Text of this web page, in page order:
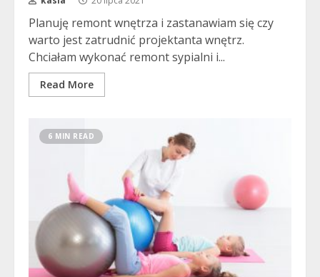
Planuję remont wnętrza i zastanawiam się czy
warto jest zatrudnić projektanta wnętrz.
Chciałam wykonać remont sypialni i...
Read More
6 MIN READ